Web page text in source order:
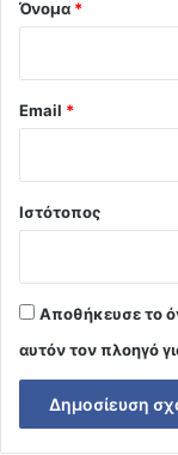
Όνομα *
Email *
Ιστότοπος
Αποθήκευσε το
αυτόν τον πλοηγό